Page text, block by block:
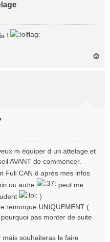
!
m équiper d un attelage et
AVANT de commencer.
Full CAN d après mes infos
ou autre
peut me
)
remorque UNIQUEMENT (
pas monter de suite
souhaiteras le faire